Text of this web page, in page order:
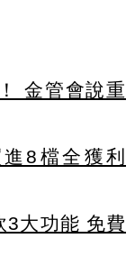
金管會說重
8檔全獲利
3大功能 免費